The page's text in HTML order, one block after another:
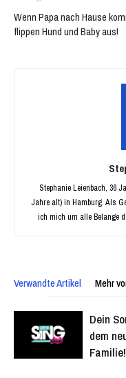
Wenn Papa nach Hause
flippen Hund und Baby aus!
Stephanie Leienbach, 36
Jahre alt) in Hamburg. Als
ich mich um alle Belange
Verwandte Artikel Mehr
Dein
dem
Familie!